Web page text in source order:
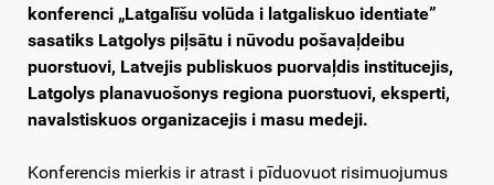
konferenci „Latgalīšu volūda i latgaliskuo identiate”
sasatiks Latgolys piļsātu i nūvodu pošavaļdeibu
puorstuovi, Latvejis publiskuos puorvaļdis institucejis,
Latgolys planavuošonys regiona puorstuovi, eksperti,
navalstiskuos organizacejis i masu medeji.
Konferencis mierkis ir atrast i pīduovuot risimuojumus